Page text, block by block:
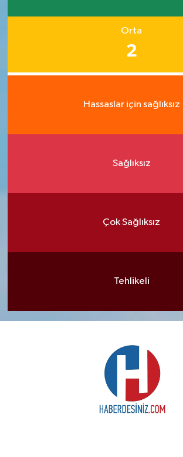
Orta
2
Hassaslar için sağlıksız
Sağlıksız
Çok Sağlıksız
Tehlikeli